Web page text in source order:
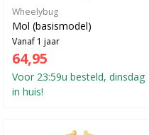
Wheelybug
Mol (basismodel)
Vanaf 1 jaar
64,95
Voor 23:59u besteld, dinsdag
in huis!